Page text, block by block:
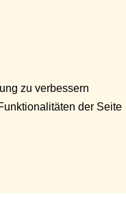
zu verbessern
der Seite